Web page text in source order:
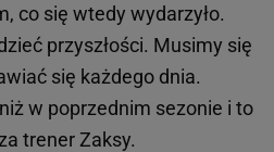
co się wtedy wydarzyło.
przyszłości. Musimy się
się każdego dnia.
w poprzednim sezonie i to
trener Zaksy.